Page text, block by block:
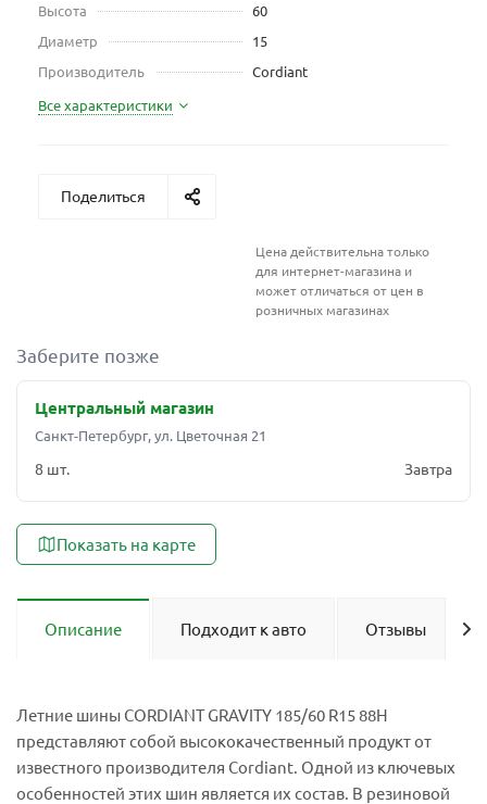
Высота
60
Диаметр
15
Производитель
Cordiant
Все характеристики
Поделиться
Цена действительна только
для интернет-магазина и
может отличаться от цен в
розничных магазинах
Заберите позже
Центральный магазин
Санкт-Петербург, ул. Цветочная 21
8 шт. Завтра
Показать на карте
Описание Подходит к авто Отзывы
Летние шины CORDIANT GRAVITY 185/60 R15 88H
представляют собой высококачественный продукт от
известного производителя Cordiant. Одной из ключевых
особенностей этих шин является их состав. В резиновой